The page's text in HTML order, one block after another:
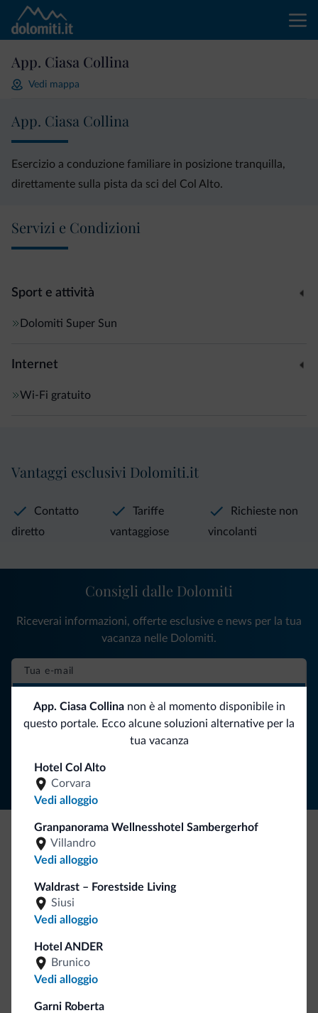
App. Ciasa Collina
Vedi mappa
App. Ciasa Collina
Esercizio a conduzione familiare in posizione tranquilla,
direttamente sulla pista da sci del Col Alto.
Servizi e Condizioni
Sport e attività
Dolomiti Super Sun
Internet
Wi-Fi gratuito
App. Ciasa Collinanon è al momento disponibile in
questo portale. Ecco alcune soluzioni alternative per la
tua vacanza
Hotel Col Alto
Corvara
Vedi alloggio
Granpanorama Wellnesshotel Sambergerhof
Villandro
Vedi alloggio
Waldrast – Forestside Living
Siusi
Vedi alloggio
Hotel ANDER
Brunico
Vedi alloggio
Garni Roberta
Vantaggi esclusivi Dolomiti.it
Contatto
diretto
Tariffe
vantaggiose
Richieste non
vincolanti
Segui Dolomiti.it
Consigli dalle Dolomiti
Riceverai informazioni, offerte esclusive e news per la tua
vacanza nelle Dolomiti.
Be Original, scopri la nuova collezione
Dolomiti.it!